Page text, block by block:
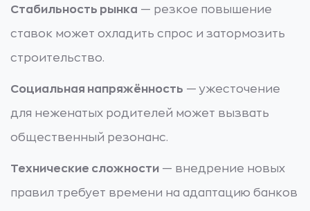
Стабильность рынка — резкое повышение
ставок может охладить спрос и затормозить
строительство.
Социальная напряжённость — ужесточение
для неженатых родителей может вызвать
общественный резонанс.
Технические сложности — внедрение новых
правил требует времени на адаптацию банков